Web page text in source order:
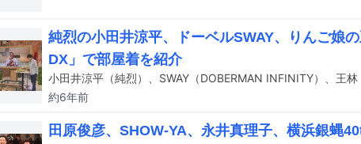
純烈の小田井涼平、ドーベルSWAY、りんご娘
DX」で部屋着を紹介
約6年前
田原俊彦、SHOW-YA、永井真理子、横浜銀蝿